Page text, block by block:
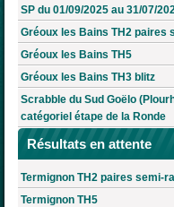
SP du 01/09/2025 au 31/07/
Gréoux les Bains TH2 paires
Gréoux les Bains TH5
Gréoux les Bains TH3 blitz
Scrabble du Sud Goëlo
catégoriel étape de la Ronde
Résultats en attente
Termignon TH2 paires semi-
Termignon TH5